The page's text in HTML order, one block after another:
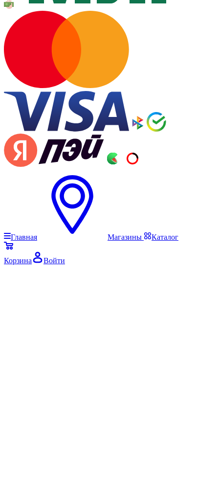
Главная Магазины Каталог
Корзина Войти